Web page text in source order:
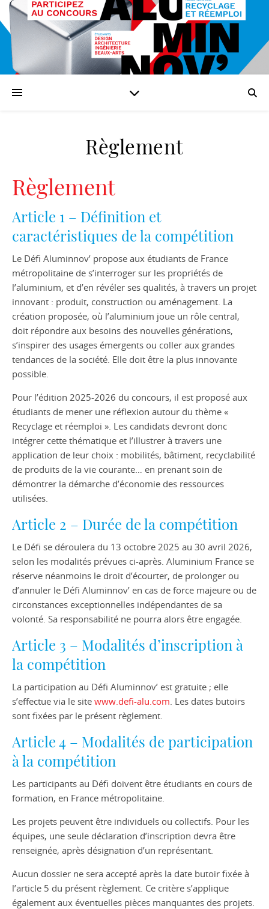
Règlement
Règlement
Article 1 – Définition et
caractéristiques de la compétition
Le Défi Aluminnov’ propose aux étudiants de France
métropolitaine de s’interroger sur les propriétés de
l’aluminium, et d’en révéler ses qualités, à travers un projet
innovant : produit, construction ou aménagement. La
création proposée, où l’aluminium joue un rôle central,
doit répondre aux besoins des nouvelles générations,
s’inspirer des usages émergents ou coller aux grandes
tendances de la société. Elle doit être la plus innovante
possible.
Pour l’édition 2025-2026 du concours, il est proposé aux
étudiants de mener une réflexion autour du thème «
Recyclage et réemploi ». Les candidats devront donc
intégrer cette thématique et l’illustrer à travers une
application de leur choix : mobilités, bâtiment, recyclabilité
de produits de la vie courante… en prenant soin de
démontrer la démarche d’économie des ressources
utilisées.
Article 2 – Durée de la compétition
Le Défi se déroulera du 13 octobre 2025 au 30 avril 2026,
selon les modalités prévues ci-après. Aluminium France se
réserve néanmoins le droit d’écourter, de prolonger ou
d’annuler le Défi Aluminnov’ en cas de force majeure ou de
circonstances exceptionnelles indépendantes de sa
volonté. Sa responsabilité ne pourra alors être engagée.
Article 3 – Modalités d’inscription à
la compétition
La participation au Défi Aluminnov’ est gratuite ; elle
s’effectue via le site www.defi-alu.com. Les dates butoirs
sont fixées par le présent règlement.
Article 4 – Modalités de participation
à la compétition
Les participants au Défi doivent être étudiants en cours de
formation, en France métropolitaine.
Les projets peuvent être individuels ou collectifs. Pour les
équipes, une seule déclaration d’inscription devra être
renseignée, après désignation d’un représentant.
Aucun dossier ne sera accepté après la date butoir fixée à
l’article 5 du présent règlement. Ce critère s’applique
également aux éventuelles pièces manquantes des projets.